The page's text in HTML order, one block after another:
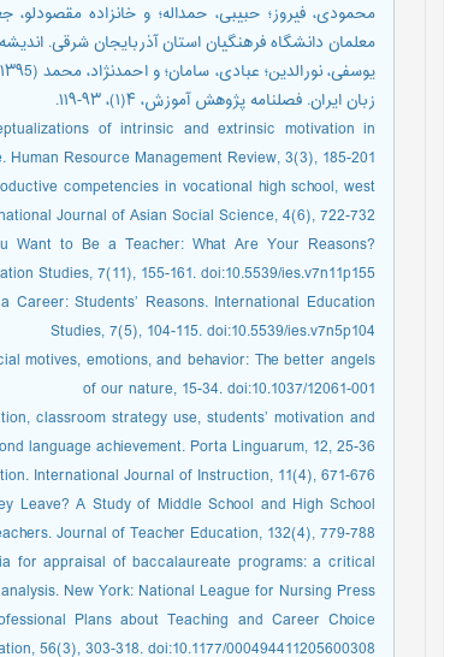
معلمان دانشگاه فرهنگیان استان آذربایجان شرقی. اندیشه‌های
زبان ایران. فصلنامه پژوهش آموزش، ۴(۱)، ۹۳-۱۱۹.
of intrinsic and extrinsic motivation in
Human Resource Management Review, 3(3), 185-201.
competencies in vocational high school, west
Journal of Asian Social Science, 4(6), 722-732.
Want to Be a Teacher: What Are Your Reasons?
Studies, 7(11), 155-161. doi:10.5539/ies.v7n11p155
Students’ Reasons. International Education
Studies, 7(5), 104-115. doi:10.5539/ies.v7n5p104
motives, emotions, and behavior: The better angels
of our nature, 15-34. doi:10.1037/12061-001
classroom strategy use, students’ motivation and
language achievement. Porta Linguarum, 12, 25-36.
International Journal of Instruction, 11(4), 671-676.
Leave? A Study of Middle School and High School
Journal of Teacher Education, 132(4), 779-788.
for appraisal of baccalaureate programs: a critical
New York: National League for Nursing Press.
Plans about Teaching and Career Choice
56(3), 303-318. doi:10.1177/000494411205600308.